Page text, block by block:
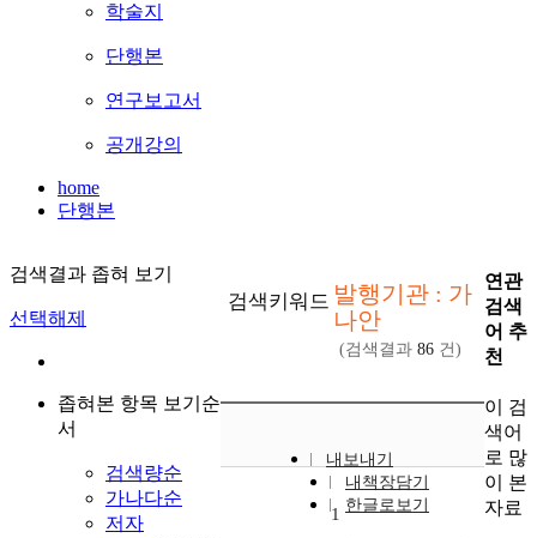
학술지
단행본
연구보고서
공개강의
home
단행본
검색결과 좁혀 보기
선택해제
좁혀본 항목 보기순
서
검색량순
가나다순
저자
검색키워드 발행기관 : 가
나안
(검색결과 86 건)
내보내기
내책장담기
한글로보기
1
연관
검색
어 추
천
이 검
색어
로 많
이 본
자료